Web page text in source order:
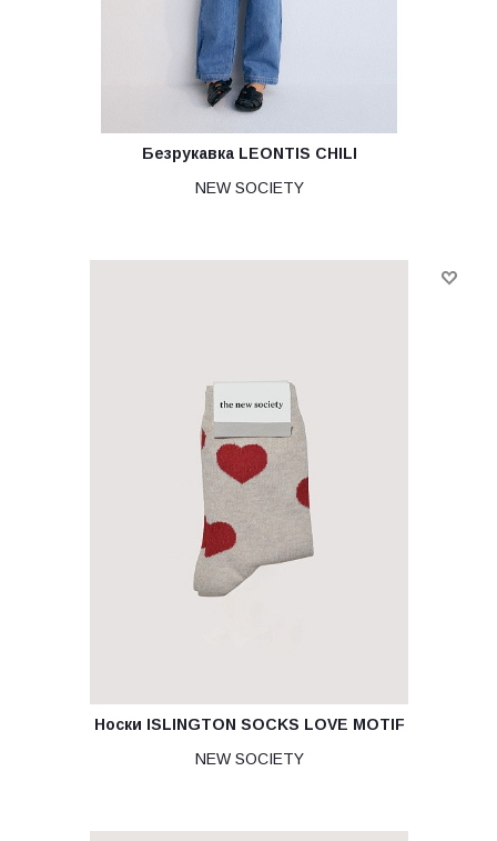
Безрукавка LEONTIS CHILI
NEW SOCIETY
Носки ISLINGTON SOCKS LOVE MOTIF
NEW SOCIETY